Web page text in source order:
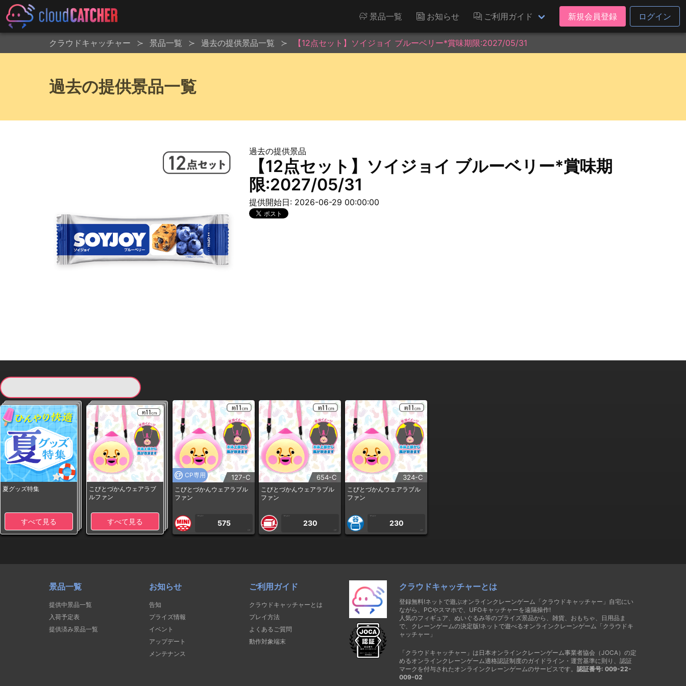
景品一覧 お知らせ ご利用ガイド 新規会員登録 ログイン
クラウドキャッチャー 景品一覧 過去の提供景品一覧 【12点セット】ソイジョイ ブルーベリー*賞味期限:2027/05/31
過去の提供景品一覧
過去の提供景品
【12点セット】ソイジョイ ブルーベリー*賞味期
限:2027/05/31
提供開始日: 2026-06-29 00:00:00
夏グッズ特集
すべて見る
こびとづかんウェアラブ
ルファン
すべて見る
CP専用 127-C
こびとづかんウェアラブル
ファン
1PLAY
575
CP
654-C
こびとづかんウェアラブル
ファン
1PLAY
230
CP
324-C
こびとづかんウェアラブル
ファン
1PLAY
230
CP
景品一覧
提供中景品一覧
入荷予定表
提供済み景品一覧
お知らせ
告知
プライズ情報
イベント
アップデート
メンテナンス
ご利用ガイド
クラウドキャッチャーとは
プレイ方法
よくあるご質問
動作対象端末
クラウドキャッチャーとは
登録無料!ネットで遊ぶオンラインクレーンゲーム「クラウドキャッチャー」自宅にい
ながら、PCやスマホで、UFOキャッチャーを遠隔操作!
人気のフィギュア、ぬいぐるみ等のプライズ景品から、雑貨、おもちゃ、日用品ま
で、クレーンゲームの決定版!ネットで遊べるオンラインクレーンゲーム「クラウドキ
ャッチャー」
「クラウドキャッチャー」は日本オンラインクレーンゲーム事業者協会（JOCA）の定
めるオンラインクレーンゲーム適格認証制度のガイドライン・運営基準に則り、認証
マークを付与されたオンラインクレーンゲームのサービスです。 認証番号: 009-22-
009-02